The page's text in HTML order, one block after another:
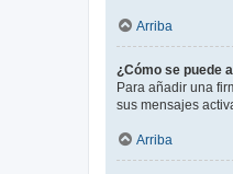
Arriba
¿Cómo se puede
Para añadir una
sus mensajes
Arriba